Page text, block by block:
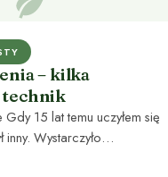
– kilka
technik
15 lat temu uczyłem się
inny. Wystarczyło